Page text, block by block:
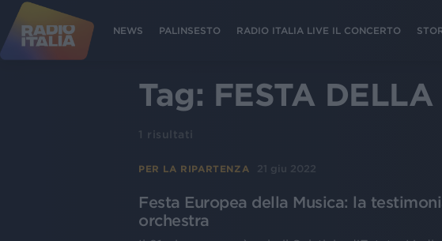
NEWS PALINSESTO RADIO ITALIA LIVE IL CONCERTO
Tag: FESTA
1 risultati
PER LA RIPARTENZA 21 giu 2022
Festa Europea della Musica: la
orchestra